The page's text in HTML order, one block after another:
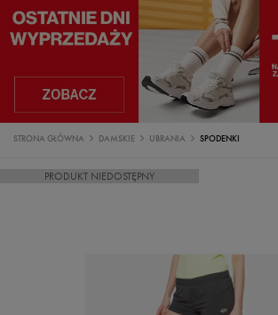
STRONA GŁÓWNA DAMSKIE UBRANIA SPODENKI
PRODUKT NIEDOSTĘPNY